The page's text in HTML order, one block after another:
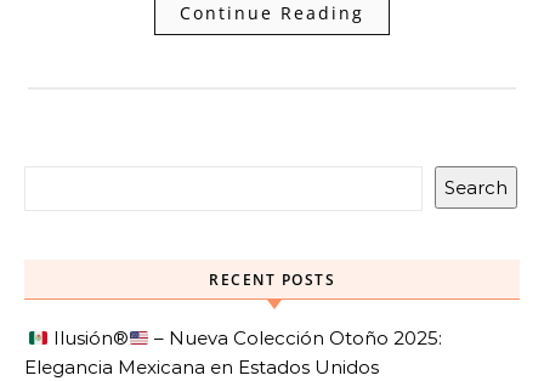
Continue Reading
Search
RECENT POSTS
Ilusión®️
– Nueva Colección Otoño 2025:
Elegancia Mexicana en Estados Unidos